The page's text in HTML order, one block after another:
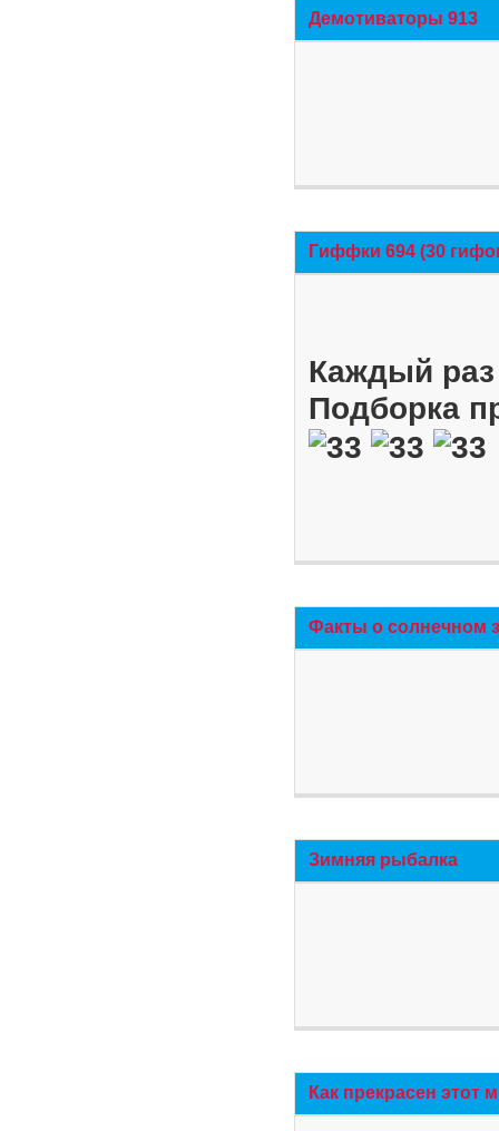
Демотиваторы 913
Гиффки 694 (30
Каждый
Подборка
Факты о солнечном
Зимняя рыбалка
Как прекрасен этот